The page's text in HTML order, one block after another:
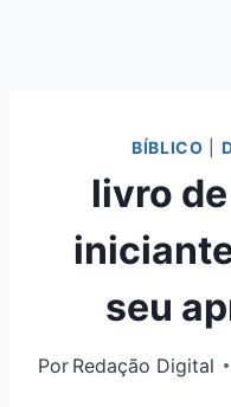
BÍBLICO
livro
seu
Por Redação Digital